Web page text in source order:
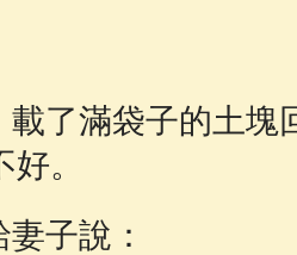
了滿袋子的土塊
。
子說：